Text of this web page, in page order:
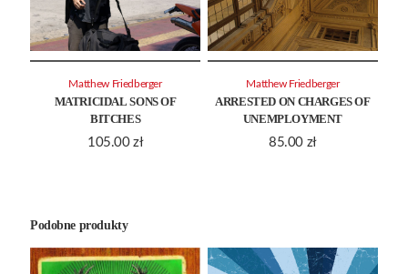
MATRICIDAL SONS OF
BITCHES
105.00 zł
Matthew Friedberger
ARRESTED ON CHARGES OF
UNEMPLOYMENT
85.00 zł
Matthew Friedberger
Podobne produkty